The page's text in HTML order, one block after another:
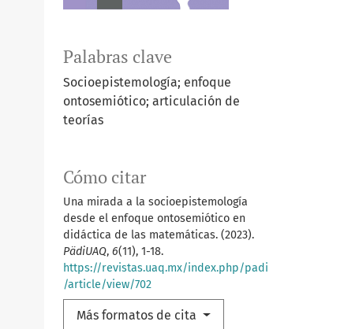
Palabras clave
Socioepistemología; enfoque
ontosemiótico; articulación de
teorías
Cómo citar
Una mirada a la socioepistemología
desde el enfoque ontosemiótico en
didáctica de las matemáticas. (2023).
PädiUAQ, 6(11), 1-18.
https://revistas.uaq.mx/index.php/padi
/article/view/702
Más formatos de cita